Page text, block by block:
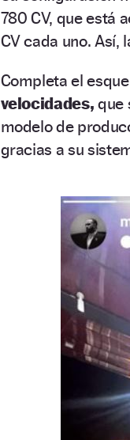
780 CV, que está
CV cada uno. Así,
Completa el
velocidades, que
modelo de
gracias a su